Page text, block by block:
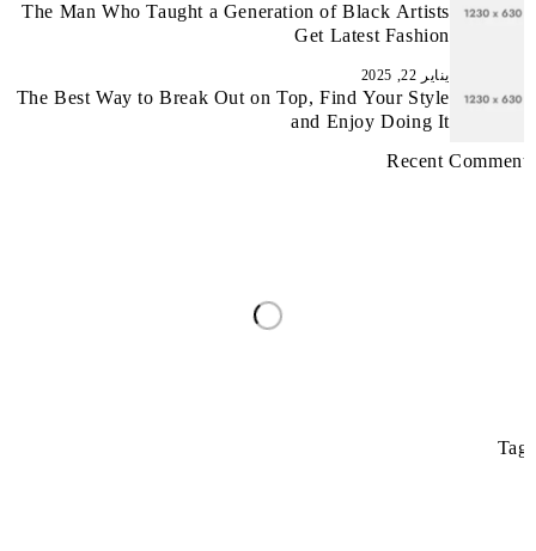
The Man Who Taught a Generation of Black Artists
Get Latest Fashion
يناير 22, 2025
The Best Way to Break Out on Top, Find Your Style
and Enjoy Doing It
Recent